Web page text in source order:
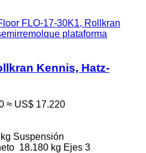
FLO-17-30K1, Rollkran
plataforma
Kennis, Hatz-
≈ US$ 17.220
Suspensión
18.180 kg Ejes 3